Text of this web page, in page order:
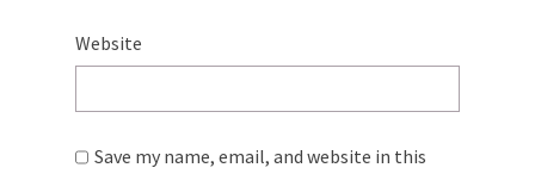
Website
Save my name, email, and website in this